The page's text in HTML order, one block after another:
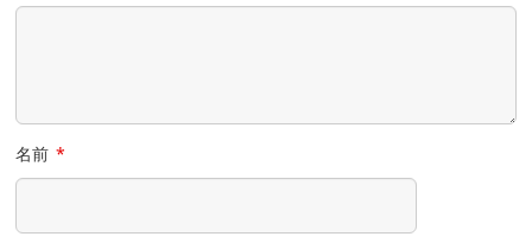
名前 *